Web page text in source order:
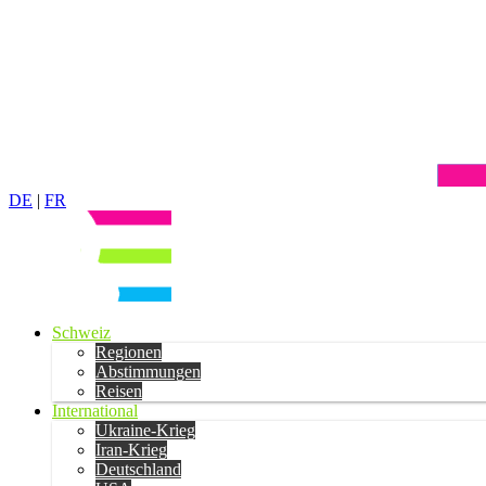
DE | FR
Schweiz
Regionen
Abstimmungen
Reisen
International
Ukraine-Krieg
Iran-Krieg
Deutschland